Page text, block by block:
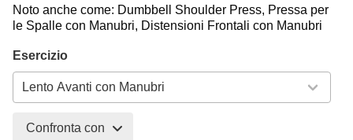
Noto anche come: Dumbbell Shoulder Press, Pressa per
le Spalle con Manubri, Distensioni Frontali con Manubri
Esercizio
Confronta con